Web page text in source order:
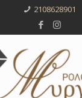
2108628901